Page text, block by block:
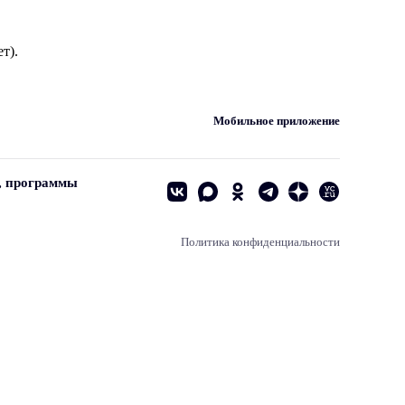
Мобильное приложение
программы
Политика конфиденциальности